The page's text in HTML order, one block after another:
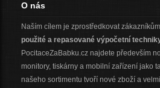
O nás
Naším cílem je zprostředkovat
použité a repasované výpočetní
PocitaceZaBabku.cz najdete především
monitory, tiskárny a mobilní zařízení jako
našeho sortimentu tvoří nové zboží a